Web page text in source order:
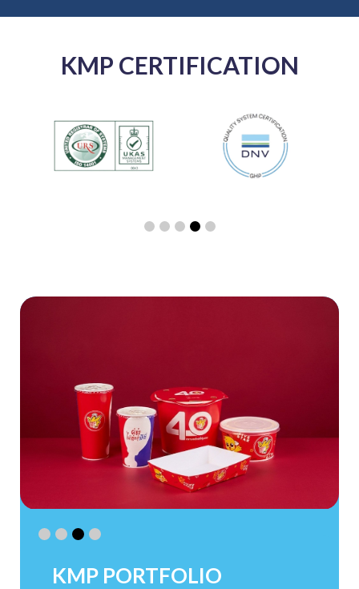
KMP CERTIFICATION
KMP PORTFOLIO